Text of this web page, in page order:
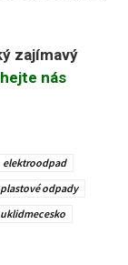
zajímavý
nás
elektroodpad
plastové odpady
uklidmecesko